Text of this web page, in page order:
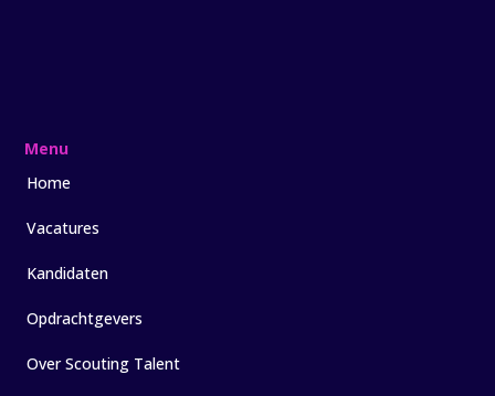
Menu
Home
Vacatures
Kandidaten
Opdrachtgevers
Over Scouting Talent